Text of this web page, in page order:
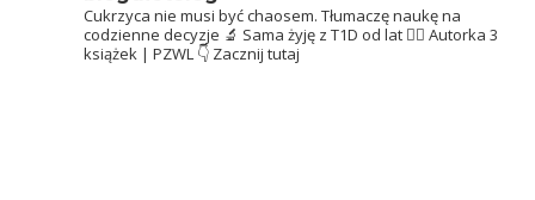
Cukrzyca nie musi być chaosem. Tłumaczę naukę na
codzienne decyzje 🔬 Sama żyję z T1D od lat 👩‍⚕️ Autorka 3
książek | PZWL 👇 Zacznij tutaj